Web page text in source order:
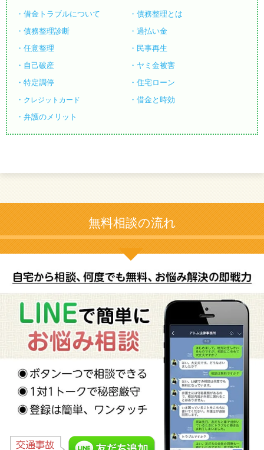
借金トラブルについて
債務整理とは
債務整理診断
過払い金
任意整理
民事再生
自己破産
ヤミ金被害
特定調停
住宅ローン
クレジットカード
借金と時効
弁護のメリット
無料相談の流れ